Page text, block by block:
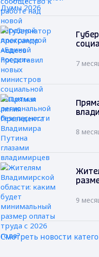
7
8
9
Смотреть новости